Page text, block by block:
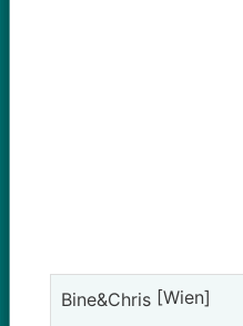
Bine&Chris[Wien]